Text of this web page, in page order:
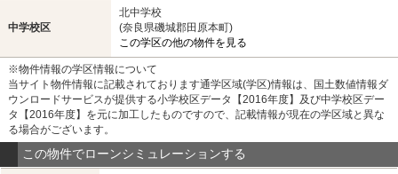
中学校区
北中学校
(奈良県磯城郡田原本町)
この学区の他の物件を見る
※物件情報の学区情報について
当サイト物件情報に記載されております通学区域(学区)情報は、国土数値情報ダ
ウンロードサービスが提供する小学校区データ【2016年度】及び中学校区デー
タ【2016年度】を元に加工したものですので、記載情報が現在の学区域と異な
る場合がございます。
この物件でローンシミュレーションする